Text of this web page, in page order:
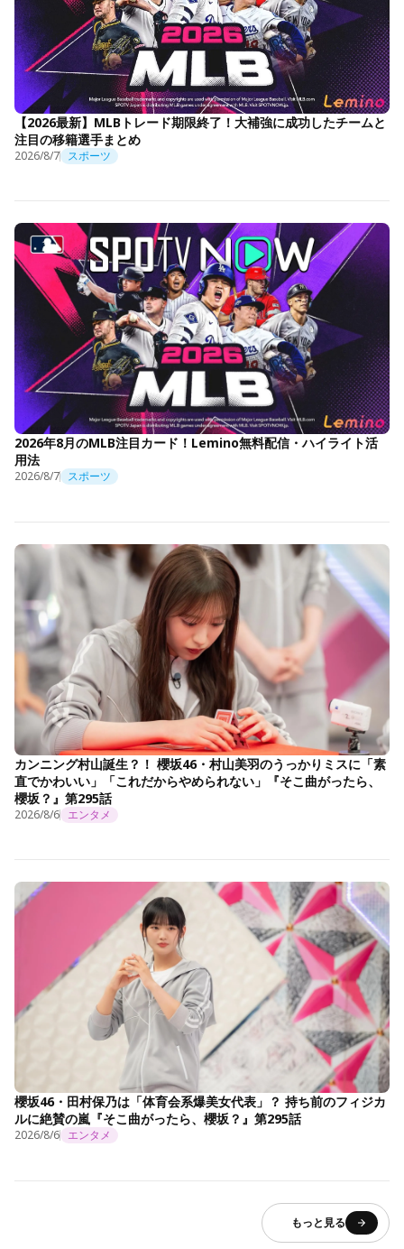
【2026最新】MLBトレード期限終了！大補強に成功したチームと
注目の移籍選手まとめ
2026/8/7 スポーツ
2026年8月のMLB注目カード！Lemino無料配信・ハイライト活
用法
2026/8/7 スポーツ
カンニング村山誕生？！ 櫻坂46・村山美羽のうっかりミスに「素
直でかわいい」「これだからやめられない」『そこ曲がったら、
櫻坂？』第295話
2026/8/6 エンタメ
櫻坂46・田村保乃は「体育会系爆美女代表」？ 持ち前のフィジカ
ルに絶賛の嵐『そこ曲がったら、櫻坂？』第295話
2026/8/6 エンタメ
もっと見る